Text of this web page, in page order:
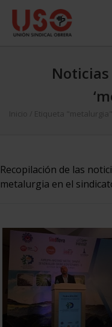
Inicio Etiqueta "metalurgia"
Recopilación de las
metalurgia en el